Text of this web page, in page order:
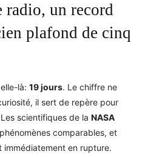
radio, un record
plafond de cinq
là: 19 jours. Le chiffre ne
il sert de repère pour
scientifiques de la NASA
comparables, et
immédiatement en rupture.